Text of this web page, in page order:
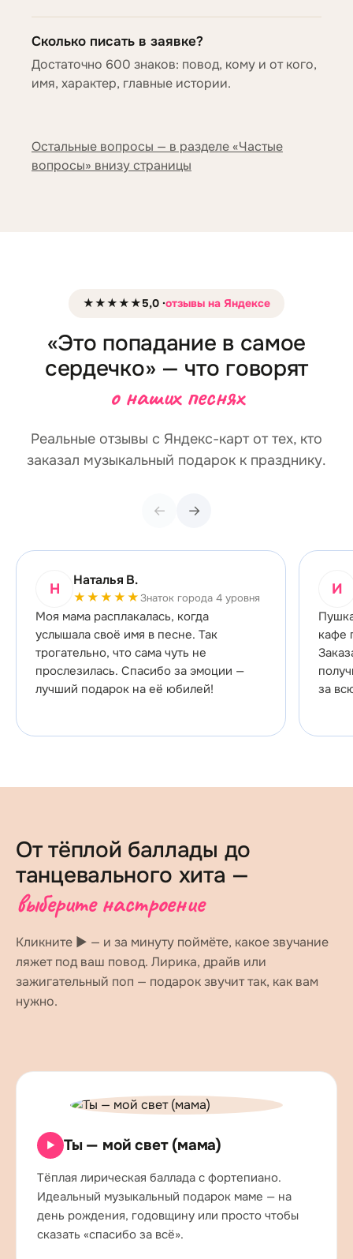
Сколько писать в заявке?
Достаточно 600 знаков: повод, кому и от кого,
имя, характер, главные истории.
Остальные вопросы — в разделе «Частые
вопросы» внизу страницы
★★★★★5,0 ·отзывы на Яндексе
«Это попадание в самое
сердечко» — что говорят
о наших песнях
Реальные отзывы с Яндекс-карт от тех, кто
заказал музыкальный подарок к празднику.
← →
Н Наталья В.
★★★★★Знаток города 4 уровня
Моя мама расплакалась, когда
услышала своё имя в песне. Так
трогательно, что сама чуть не
прослезилась. Спасибо за эмоции —
лучший подарок на её юбилей!
И
кафе
за
От тёплой баллады до
танцевального хита —
выберите настроение
Кликните ▶ — и за минуту поймёте, какое звучание
ляжет под ваш повод. Лирика, драйв или
зажигательный поп — подарок звучит так, как вам
нужно.
▶ Ты — мой свет (мама)
Тёплая лирическая баллада с фортепиано.
Идеальный музыкальный подарок маме — на
день рождения, годовщину или просто чтобы
сказать «спасибо за всё».